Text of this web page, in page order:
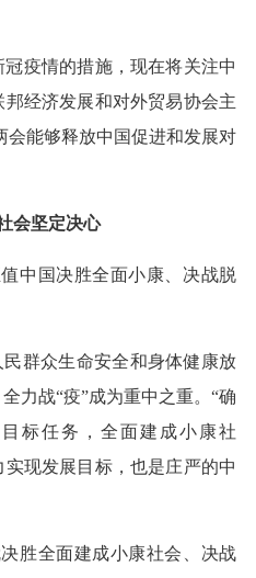
疫情的措施，现在将关注中
邦经济发展和对外贸易协会主
会能够释放中国促进和发展对
会坚定决心
中国决胜全面小康、决战脱
民群众生命安全和身体健康放
力战“疫”成为重中之重。“确
标任务，全面建成小康社
现发展目标，也是庄严的中
胜全面建成小康社会、决战